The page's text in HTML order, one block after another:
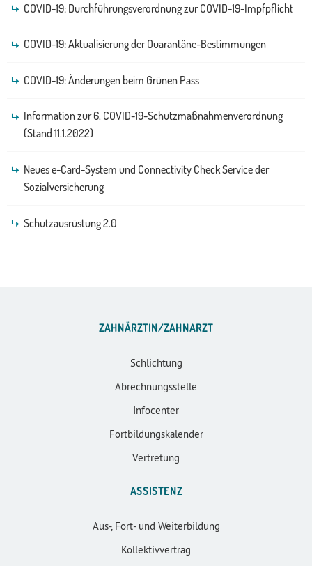
COVID-19: Durchführungsverordnung zur COVID-19-Impfpflicht
COVID-19: Aktualisierung der Quarantäne-Bestimmungen
COVID-19: Änderungen beim Grünen Pass
Information zur 6. COVID-19-Schutzmaßnahmenverordnung
(Stand 11.1.2022)
Neues e-Card-System und Connectivity Check Service der
Sozialversicherung
Schutzausrüstung 2.0
ZAHNÄRZTIN/ZAHNARZT
Schlichtung
Abrechnungsstelle
Infocenter
Fortbildungskalender
Vertretung
ASSISTENZ
Aus-, Fort- und Weiterbildung
Kollektivvertrag